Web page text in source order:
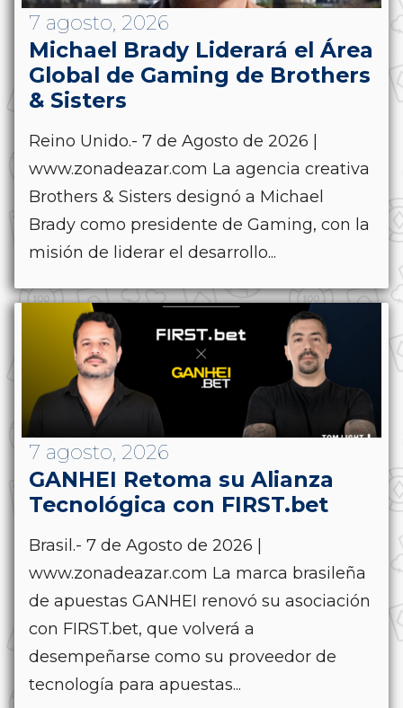
7 agosto, 2026
Michael Brady Liderará el Área
Global de Gaming de Brothers
& Sisters
Reino Unido.- 7 de Agosto de 2026 |
www.zonadeazar.com La agencia creativa
Brothers & Sisters designó a Michael
Brady como presidente de Gaming, con la
misión de liderar el desarrollo...
7 agosto, 2026
GANHEI Retoma su Alianza
Tecnológica con FIRST.bet
Brasil.- 7 de Agosto de 2026 |
www.zonadeazar.com La marca brasileña
de apuestas GANHEI renovó su asociación
con FIRST.bet, que volverá a
desempeñarse como su proveedor de
tecnología para apuestas...